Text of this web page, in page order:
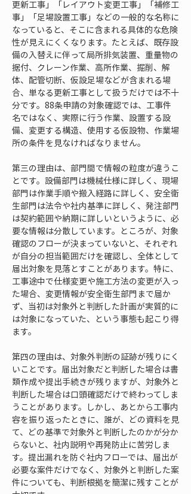
更新工事」「レイアウト変更工事」「補修工
事」「足場設置工事」などの一般的な名称に
なっていると、そこに含まれる具体的な危険
性が見えにくくなります。たとえば、既存設
備の入替えに伴って局所排気装置、重量物の
据付、クレーン作業、高所作業、掘削、解
体、配管切断、仮設足場などが含まれる場
合、単なる更新工事として扱うだけでは不十
分です。88条申請の対象確認では、工事件
名ではなく、実際に行う作業、設置する設
備、変更する構造、使用する仮設物、作業場
所の条件を見なければなりません。
第三の理由は、部門間で情報の粒度が違うこ
とです。設備部門は機械仕様に詳しく、現場
部門は作業手順や搬入経路に詳しく、安全衛
生部門は法令や社内基準に詳しく、発注部門
は契約範囲や納期に詳しいというように、必
要な情報は分散しています。ところが、対象
確認のフローが決まっていないと、それぞれ
が自分の担当範囲だけを確認し、全体として
届出対象を見落とすことがあります。特に、
工事途中で仕様変更や施工方法の変更が入っ
た場合、変更情報が安全衛生部門まで届か
ず、当初は対象外と判断した計画が実質的に
は対象になっていた、という事態も起こり得
ます。
第四の理由は、対象外判断の証跡が残りにく
いことです。届出対象だと判断した場合は書
類作成や提出手続きが残りますが、対象外と
判断した場合は口頭確認だけで終わってしま
うことがあります。しかし、あとから工事内
容を振り返ったときに、誰が、どの資料を見
て、どの基準で対象外と判断したのかが分か
らないと、社内説明や再発防止に苦労しま
す。提出漏れを防ぐ社内フローでは、届出が
必要な案件だけでなく、対象外と判断した案
件についても、判断根拠を簡潔に残すことが